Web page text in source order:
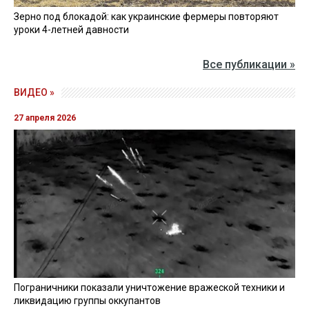
Зерно под блокадой: как украинские фермеры повторяют
уроки 4-летней давности
Все публикации »
ВИДЕО »
27 апреля 2026
Пограничники показали уничтожение вражеской техники и
ликвидацию группы оккупантов